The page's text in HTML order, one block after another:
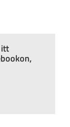
itt